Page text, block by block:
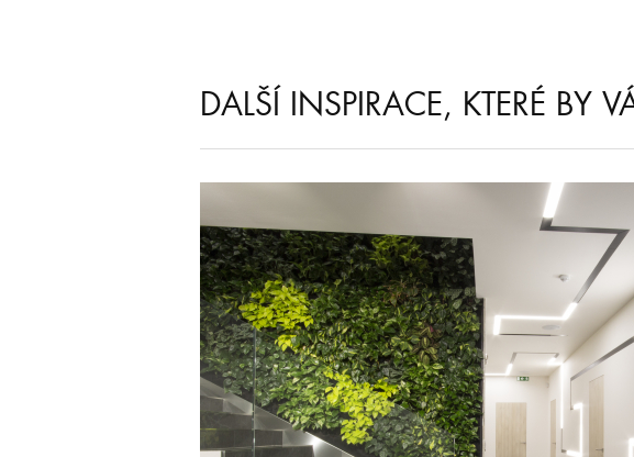
DALŠÍ INSPIRACE, KTERÉ BY